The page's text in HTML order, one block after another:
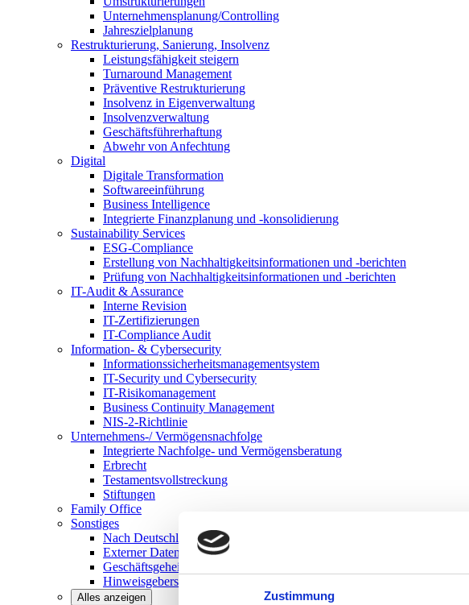
Zustimmung
Unternehmensplanung/Controlling
Jahreszielplanung
Restrukturierung, Sanierung, Insolvenz
Leistungsfähigkeit steigern
Turnaround Management
Präventive Restrukturierung
Insolvenz in Eigenverwaltung
Insolvenzverwaltung
Geschäftsführerhaftung
Abwehr von Anfechtung
Digital
Digitale Transformation
Softwareeinführung
Business Intelligence
Integrierte Finanzplanung und -konsolidierung
Sustainability Services
ESG-Compliance
Erstellung von Nachhaltigkeitsinformationen und -berichten
Prüfung von Nachhaltigkeitsinformationen und -berichten
IT-Audit & Assurance
Interne Revision
IT-Zertifizierungen
IT-Compliance Audit
Information- & Cybersecurity
Informationssicherheitsmanagementsystem
IT-Security und Cybersecurity
IT-Risikomanagement
Business Continuity Management
NIS-2-Richtlinie
Unternehmens-/Vermögensnachfolge
Integrierte Nachfolge- und Vermögensberatung
Erbrecht
Testamentsvollstreckung
Stiftungen
Family Office
Sonstiges
Nach Deutschland expandieren
Externer Datenschutzbeauftragter
Geschäftsgeheimnisgesetz
Hinweisgeberschutz in Unternehmen
Alles anzeigen